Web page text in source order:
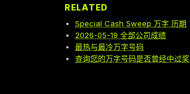
RELATED
Special Cash Sweep 万字 历期
2026-05-19 全部公司成绩
最热与最冷万字号码
查询您的万字号码是否曾经中过奖